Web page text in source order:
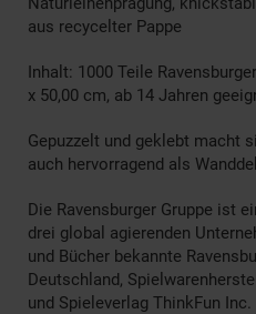
aus recycelter Pappe
Inhalt: 1000 Teile
x 50,00 cm, ab 14 Jahren
Gepuzzelt und geklebt macht
auch hervorragend als
Die Ravensburger Gruppe ist
drei global agierenden
und Bücher bekannte
Deutschland,
und Spieleverlag ThinkFun